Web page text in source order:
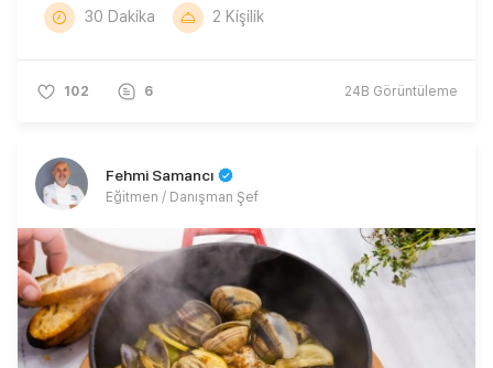
30 Dakika 2 Kişilik
102 6 24B Görüntüleme
Fehmi Samancı
Eğitmen / Danışman Şef